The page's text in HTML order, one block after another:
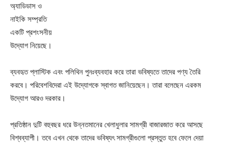
অ্যাডিডাস ও
নাইকি সম্প্রতি
একটি প্রশংসনীয়
উদ্যোগ নিয়েছে।
ব্যবহৃত প্লাস্টিক এবং পলিথিন পুনঃব্যবহার করে তারা ভবিষ্যতে তাদের পণ্য তৈরি
করবে। পরিবেশবিদেরা এই উদ্যোগকে স্বাগত জানিয়েছেন। তারা বলেছেন এরকম
উদ্যোগ আরও দরকার।
প্রতিষ্ঠান দুটি বহুবছর ধরে উন্নতমানের খেলাধুলার সামগ্রী বাজারজাত করে আসছে
বিশ্বব্যাপী। তবে এখন থেকে তাদের ভবিষ্যৎ সামগ্রীগুলো প্রস্তুত হবে ফেলে দেয়া